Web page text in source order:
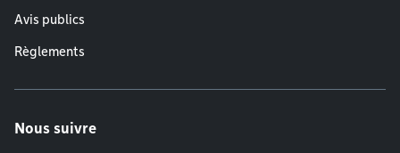
Avis publics
Règlements
Nous suivre